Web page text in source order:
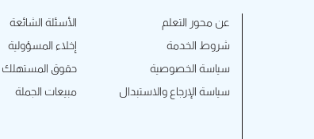
عن محور التعلم
شروط الخدمة
سياسة الخصوصية
سياسة الإرجاع والاستبدال
الأسئلة الشائعة
إخلاء المسؤولية
حقوق المستهلك
مبيعات الجملة